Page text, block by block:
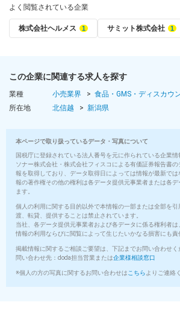
よく閲覧されている企業
株式会社ヘルメス サミット株式会社
この企業に関連する求人を探す
業種 小売業界
食品・GMS・ディスカウ
所在地
北信越 新潟県
本ページで取り扱っているデータ・写真について
国税庁に登録されている法人番号を元に作られている企業
ソナー株式会社・株式会社フィスコによる有価証券報告書
報を取得しており、データ取得日によっては情報が最新で
報の著作権その他の権利は各データ提供元事業者または各デ
ます。
個人の利用に関する目的以外で本情報の一部または全部を
渡、転貸、提供することは禁止されています。
当社、各データ提供元事業者および各データに係る権利者
情報の利用ならびに閲覧によって生じたいかなる損害にも責
掲載情報に関するご相談ご要望は、下記までお問い合わせく
問い合わせ先：doda担当営業または企業様相談窓口
※個人の方の写真に関するお問い合わせは こちら よりご連絡